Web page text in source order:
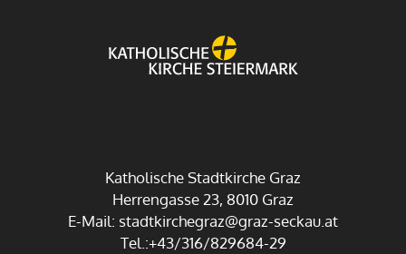
Katholische Stadtkirche Graz
Herrengasse 23, 8010 Graz
E-Mail: stadtkirchegraz@graz-seckau.at
Tel.:+43/316/829684-29